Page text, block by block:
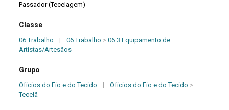
Passador (Tecelagem)
Classe
06 Trabalho | 06 Trabalho >06.3 Equipamento de
Artistas/Artesãos
Grupo
Ofícios do Fio e do Tecido | Ofícios do Fio e do Tecido >
Tecelã